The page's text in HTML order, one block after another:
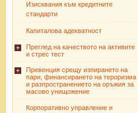
Изисквания към кредитните
стандарти
Капиталова адекватност
Преглед на качеството на активите
и стрес тест
Превенция срещу изпирането на
пари, финансирането на тероризма
и разпространението на оръжия за
масово унищожение
Корпоративно управление и